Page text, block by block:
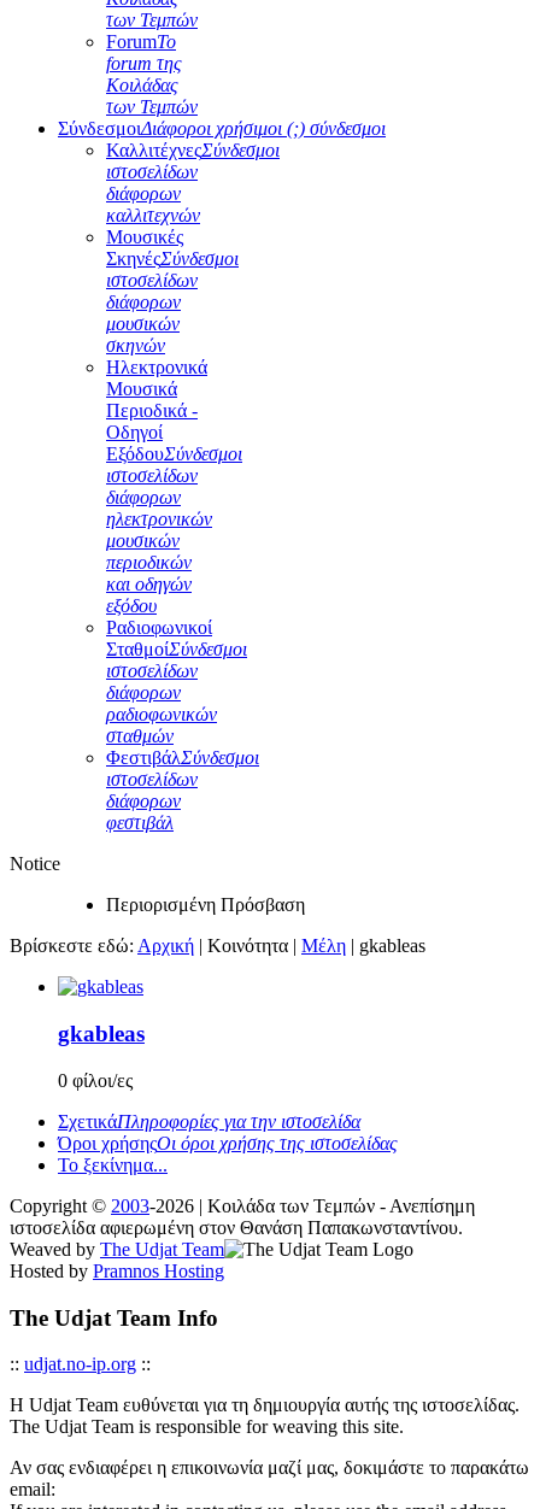
των Τεμπών
ForumΤο
forum της
Κοιλάδας
των Τεμπών
ΣύνδεσμοιΔιάφοροι χρήσιμοι (;) σύνδεσμοι
ΚαλλιτέχνεςΣύνδεσμοι
ιστοσελίδων
διάφορων
καλλιτεχνών
Μουσικές
ΣκηνέςΣύνδεσμοι
ιστοσελίδων
διάφορων
μουσικών
σκηνών
Ηλεκτρονικά
Μουσικά
Περιοδικά -
Οδηγοί
ΕξόδουΣύνδεσμοι
ιστοσελίδων
διάφορων
ηλεκτρονικών
μουσικών
περιοδικών
και οδηγών
εξόδου
Ραδιοφωνικοί
ΣταθμοίΣύνδεσμοι
ιστοσελίδων
διάφορων
ραδιοφωνικών
σταθμών
ΦεστιβάλΣύνδεσμοι
ιστοσελίδων
διάφορων
φεστιβάλ
Notice
Περιορισμένη Πρόσβαση
Βρίσκεστε εδώ: Αρχική | Κοινότητα | Μέλη | gkableas
gkableas
0 φίλοι/ες
ΣχετικάΠληροφορίες για την ιστοσελίδα
Όροι χρήσηςΟι όροι χρήσης της ιστοσελίδας
Το ξεκίνημα...
Copyright © 2003-2026 | Κοιλάδα των Τεμπών - Ανεπίσημη
ιστοσελίδα αφιερωμένη στον Θανάση Παπακωνσταντίνου.
Weaved by The Udjat Team
Hosted by Pramnos Hosting
The Udjat Team Info
:: udjat.no-ip.org ::
Η Udjat Team ευθύνεται για τη δημιουργία αυτής της ιστοσελίδας.
The Udjat Team is responsible for weaving this site.
Αν σας ενδιαφέρει η επικοινωνία μαζί μας, δοκιμάστε το παρακάτω
email: